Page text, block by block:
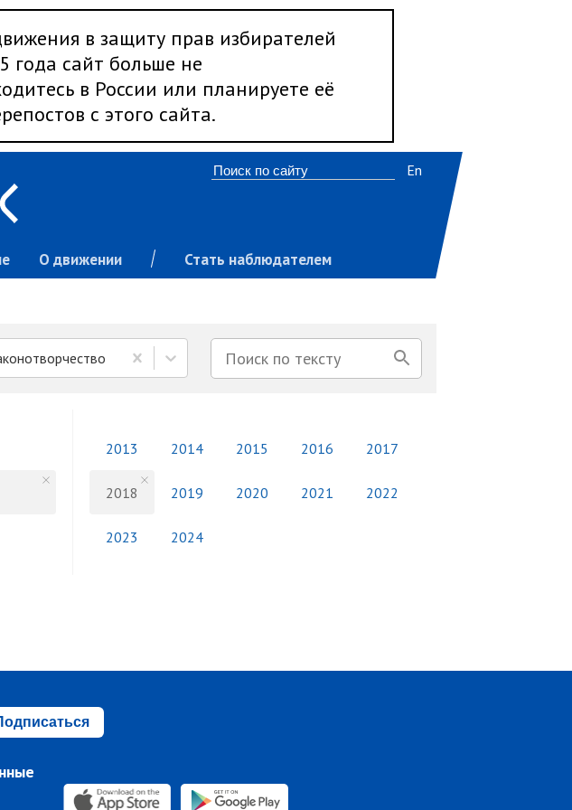
в защиту прав избирателей
года сайт больше не
в России или планируете её
с этого сайта.
О движении Стать наблюдателем
En
2013 2014 2015 2016 2017
2018 2019 2020 2021 2022
2023 2024